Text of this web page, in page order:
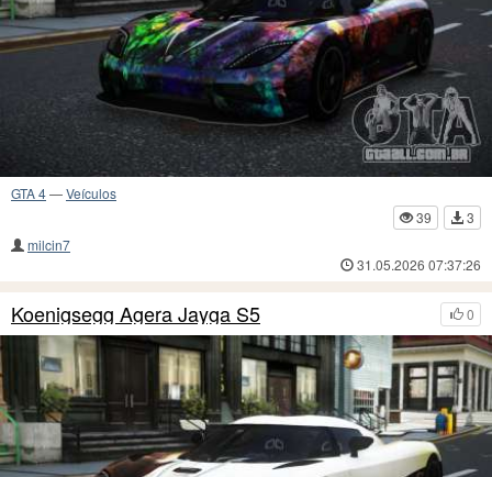
GTA 4—Veículos
39
3
milcin7
31.05.2026 07:37:26
0
Koenigsegg Agera Jayga S5